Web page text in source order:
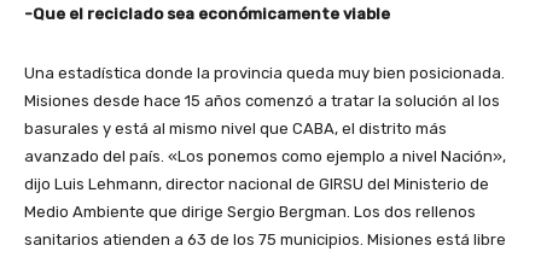
-Que el reciclado sea económicamente viable
Una estadística donde la provincia queda muy bien posicionada.
Misiones desde hace 15 años comenzó a tratar la solución al los
basurales y está al mismo nivel que CABA, el distrito más
avanzado del país. «Los ponemos como ejemplo a nivel Nación»,
dijo Luis Lehmann, director nacional de GIRSU del Ministerio de
Medio Ambiente que dirige Sergio Bergman. Los dos rellenos
sanitarios atienden a 63 de los 75 municipios. Misiones está libre